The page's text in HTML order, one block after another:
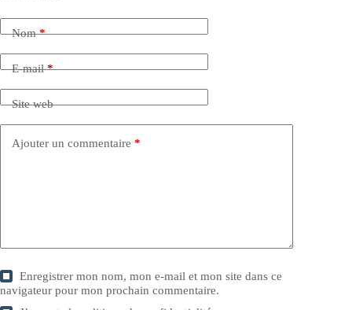
Nom*
E-mail*
Site web
Ajouter un commentaire *
Enregistrer mon nom, mon e-mail et mon site dans ce
navigateur pour mon prochain commentaire.